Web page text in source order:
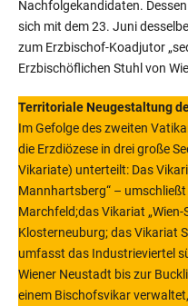
Nachfolgekandidaten.
sich mit dem 23. Juni
zum Erzbischof-Koadjutor
Erzbischöflichen Stuhl von
Territoriale Neugestaltung
Im Gefolge des zweiten
die Erzdiözese in drei große
Vikariate) unterteilt: Das
Mannhartsberg“ –
Marchfeld;das Vikariat
Klosterneu­burg; das Vikariat
umfasst das Indus­trieviertel
Wiener Neustadt bis zur
einem Bischofsvikar